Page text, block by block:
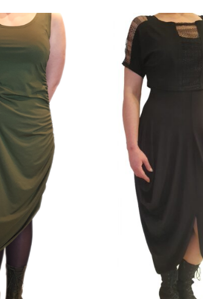
Toevoegen
aan
wenslijst